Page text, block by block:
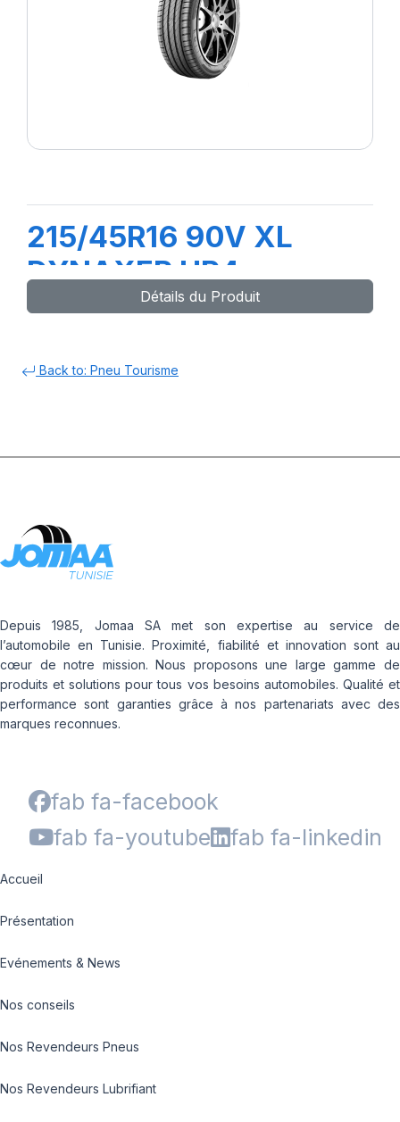
215/45R16 90V XL
DYNAXER HP4
Détails du Produit
Back to: Pneu Tourisme
Depuis 1985, Jomaa SA met son expertise au service de
l’automobile en Tunisie. Proximité, fiabilité et innovation sont au
cœur de notre mission. Nous proposons une large gamme de
produits et solutions pour tous vos besoins automobiles. Qualité et
performance sont garanties grâce à nos partenariats avec des
marques reconnues.
fab fa-facebook
fab fa-youtube
fab fa-linkedin
Accueil
Présentation
Evénements & News
Nos conseils
Nos Revendeurs Pneus
Nos Revendeurs Lubrifiant